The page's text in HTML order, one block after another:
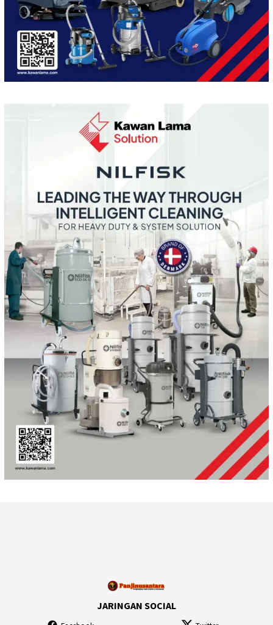
JARINGAN SOCIAL